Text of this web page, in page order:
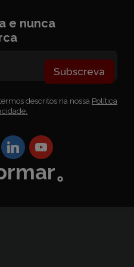
e nunca
Subscreva
descritos na nossa Política
。